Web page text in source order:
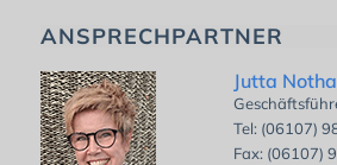
ANSPRECHPARTNER
Jutta
Tel: (06107)
Fax: (06107)